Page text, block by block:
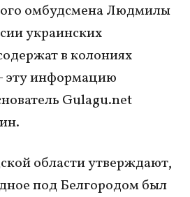
омбудсмена Людмилы
украинских
в колониях
эту информацию
Gulagu.net
области утверждают,
под Белгородом был